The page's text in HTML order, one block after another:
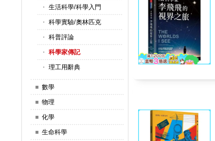
生活科學/科學入門
科學實驗/奧林匹克
科普評論
科學家傳記
理工用辭典
數學
物理
化學
生命科學